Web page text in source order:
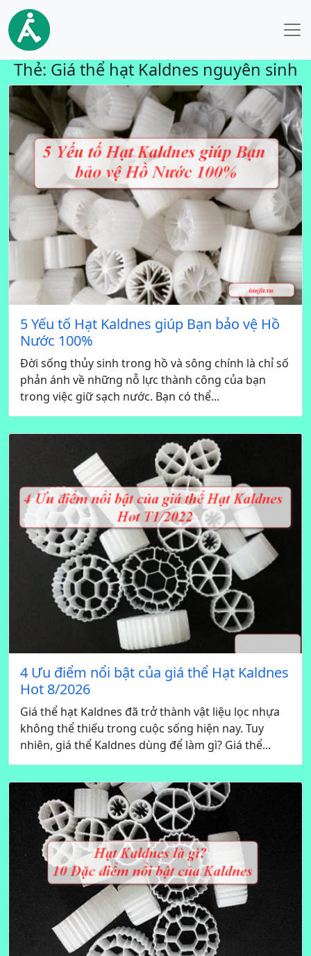
Thẻ: Giá thể hạt Kaldnes nguyên sinh
5 Yếu tố Hạt Kaldnes giúp Bạn bảo vệ Hồ
Nước 100%
Đời sống thủy sinh trong hồ và sông chính là chỉ số
phản ánh về những nỗ lực thành công của bạn
trong việc giữ sạch nước. Bạn có thể...
4 Ưu điểm nổi bật của giá thể Hạt Kaldnes
Hot 8/2026
Giá thể hạt Kaldnes đã trở thành vật liệu lọc nhựa
không thể thiếu trong cuộc sống hiện nay. Tuy
nhiên, giá thể Kaldnes dùng để làm gì? Giá thể...